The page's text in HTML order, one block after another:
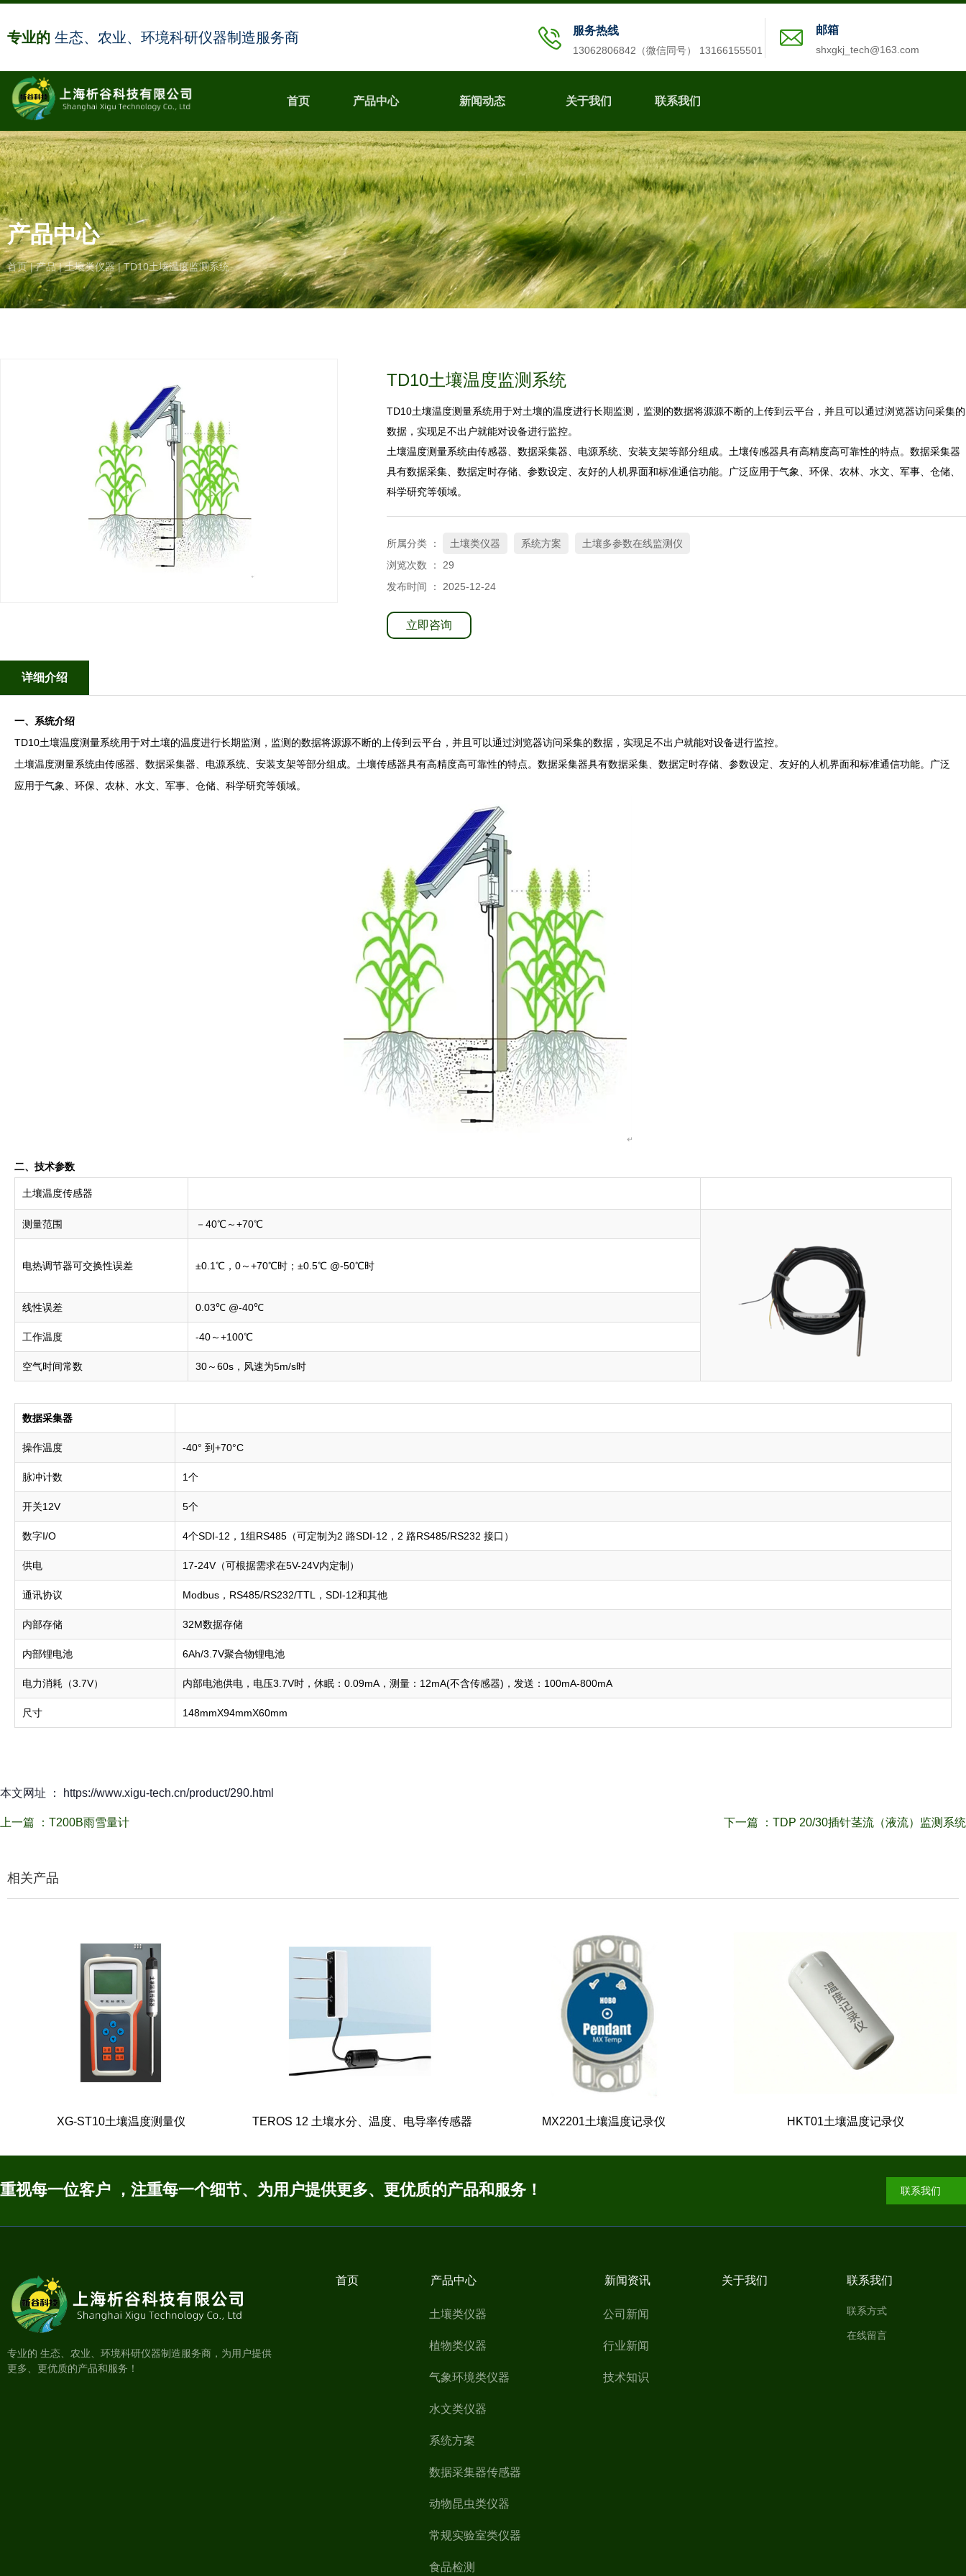
专业的 生态、农业、环境科研仪器制造服务商 服务热线
13062806842（微信同号） 13166155501
邮箱
shxgkj_tech@163.com
首页 产品中心 新闻动态 关于我们 联系我们
产品中心
首页|产品 |土壤类仪器 |TD10土壤温度监测系统
TD10土壤温度监测系统
TD10土壤温度测量系统用于对土壤的温度进行长期监测，监测的数据将源源不断的上传到云平台，并且可以通过浏览器访问采集的
数据，实现足不出户就能对设备进行监控。
土壤温度测量系统由传感器、数据采集器、电源系统、安装支架等部分组成。土壤传感器具有高精度高可靠性的特点。数据采集器
具有数据采集、数据定时存储、参数设定、友好的人机界面和标准通信功能。广泛应用于气象、环保、农林、水文、军事、仓储、
科学研究等领域。
所属分类 ： 土壤类仪器 系统方案
土壤多参数在线监测仪
浏览次数 ： 29
发布时间 ： 2025-12-24
立即咨询
详细介绍
一、系统介绍
TD10土壤温度测量系统用于对土壤的温度进行长期监测，监测的数据将源源不断的上传到云平台，并且可以通过浏览器访问采集的数据，实现足不出户就能对设备进行监控。
土壤温度测量系统由传感器、数据采集器、电源系统、安装支架等部分组成。土壤传感器具有高精度高可靠性的特点。数据采集器具有数据采集、数据定时存储、参数设定、友好的人机界面和标准通信功能。广泛
应用于气象、环保、农林、水文、军事、仓储、科学研究等领域。
二、技术参数
土壤温度传感器
测量范围 －40℃～+70℃
电热调节器可交换性误差 ±0.1℃，0～+70℃时；±0.5℃ @-50℃时
线性误差 0.03℃ @-40℃
工作温度 -40～+100℃
空气时间常数 30～60s，风速为5m/s时
数据采集器
操作温度 -40° 到+70°C
脉冲计数 1个
开关12V 5个
数字I/O 4个SDI-12，1组RS485（可定制为2 路SDI-12，2 路RS485/RS232 接口）
供电 17-24V（可根据需求在5V-24V内定制）
通讯协议 Modbus，RS485/RS232/TTL，SDI-12和其他
内部存储 32M数据存储
内部锂电池 6Ah/3.7V聚合物锂电池
电力消耗（3.7V） 内部电池供电，电压3.7V时，休眠：0.09mA，测量：12mA(不含传感器)，发送：100mA-800mA
尺寸 148mmX94mmX60mm
本文网址 ： https://www.xigu-tech.cn/product/290.html
上一篇 ： T200B雨雪量计 下一篇 ： TDP 20/30插针茎流（液流）监测系统
相关产品
相关产品
XG-ST10土壤温度测量仪 TEROS 12 土壤水分、温度、电导率传感器 MX2201土壤温度记录仪 HKT01土壤温度记录仪
重视每一位客户 ，注重每一个细节、为用户提供更多、更优质的产品和服务！ 联系我们
专业的 生态、农业、环境科研仪器制造服务商，为用户提供
更多、更优质的产品和服务！
首页 产品中心
土壤类仪器
植物类仪器
气象环境类仪器
水文类仪器
系统方案
数据采集器传感器
动物昆虫类仪器
常规实验室类仪器
食品检测
新闻资讯
公司新闻
行业新闻
技术知识
关于我们 联系我们
联系方式
在线留言